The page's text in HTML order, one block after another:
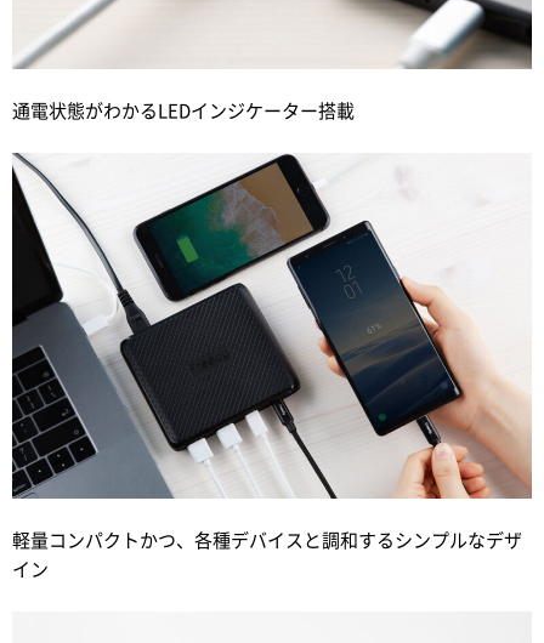
通電状態がわかるLEDインジケーター搭載
軽量コンパクトかつ、各種デバイスと調和するシンプルなデザ
イン